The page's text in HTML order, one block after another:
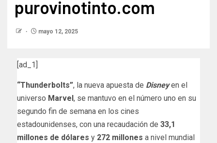
purovinotinto.com
mayo 12, 2025
[ad_1]
“Thunderbolts”, la nueva apuesta de Disneyen el
universo Marvel , se mantuvo en el número uno en su
segundo fin de semana en los cines
estadounidenses, con una recaudación de 33,1
millones de dólares y 272 millones a nivel mundial